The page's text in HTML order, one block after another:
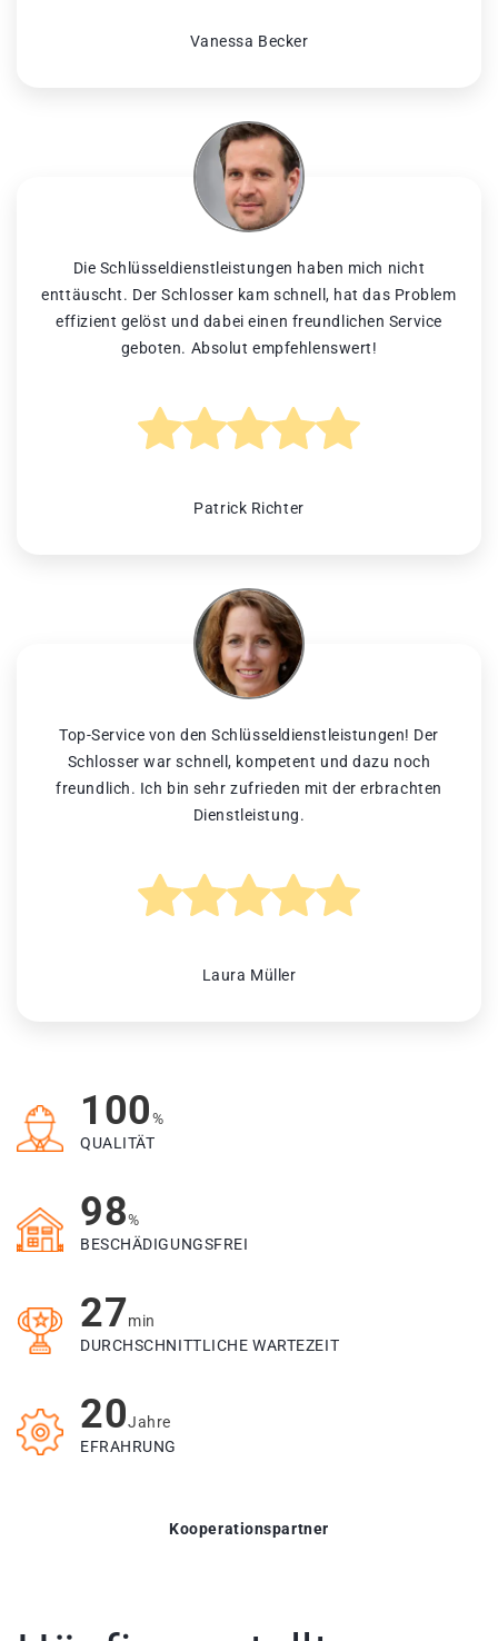
Vanessa Becker
Die Schlüsseldienstleistungen haben mich nicht
enttäuscht. Der Schlosser kam schnell, hat das Problem
effizient gelöst und dabei einen freundlichen Service
geboten. Absolut empfehlenswert!
Patrick Richter
Top-Service von den Schlüsseldienstleistungen! Der
Schlosser war schnell, kompetent und dazu noch
freundlich. Ich bin sehr zufrieden mit der erbrachten
Dienstleistung.
Laura Müller
100%
QUALITÄT
98%
BESCHÄDIGUNGSFREI
27min
DURCHSCHNITTLICHE WARTEZEIT
20Jahre
EFRAHRUNG
Kooperationspartner